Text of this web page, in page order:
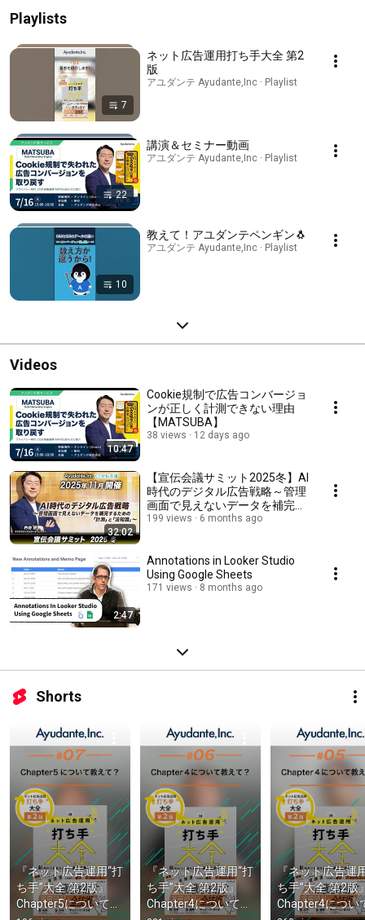
Playlists
7
ネット広告運用打ち手大全 第2
版
アユダンテ Ayudante,Inc · Playlist
22
講演＆セミナー動画
アユダンテ Ayudante,Inc · Playlist
10
教えて！アユダンテペンギン🐧
アユダンテ Ayudante,Inc · Playlist
Videos
10:47
Cookie規制で広告コンバージョ
ンが正しく計測できない理由
【MATSUBA】
38 views 12 days ago
32:02
【宣伝会議サミット2025冬】AI
時代のデジタル広告戦略～管理
画面で見えないデータを補完す
るための「計測」と「法知識」
199 views 6 months ago
2:47
Annotations in Looker Studio
Using Google Sheets
171 views 8 months ago
Shorts
『ネット広告運用“打
ち手”大全 第2版』
Chapter5について教
『ネット広告運用“打
ち手”大全 第2版』
Chapter4について教
『ネット広告運
ち手”大全 第2版
Chapter4につい